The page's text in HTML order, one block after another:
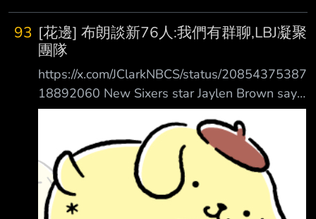
國王並沒有像其他幾支球隊在球季尾聲那樣徹底
擺爛，他們 反而持續讓幾位有生產力的老將上
場，並開始大量培養年輕球員，最終累積出足夠
的氣勢 ，在最後18場比賽中贏下8場。這段期間
可以說是他們整個球季打得最好、同時也是最具
自我毀滅的一段期間。 正因如此，國王戰績超
越了巫師、籃網和溜馬，
93 [花邊] 布朗談新76人:我們有群聊,LBJ凝聚
團隊
https://x.com/JClarkNBCS/status/20854375387
18892060 New Sixers star Jaylen Brown says
the Sixers players including LeBron James
have a group chat and text every day and
LeBron is active in coming together as a te am
“Winning is the first thing on my mind”